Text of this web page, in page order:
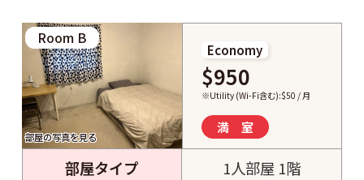
Room B
部屋の写真を見る
Economy
$950
※Utility (Wi-Fi含む):$50 / 月
満 室
部屋タイプ
1人部屋 1階